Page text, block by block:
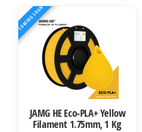
COMING SOON
JAMG HE Eco-PLA+ Yellow
Filament 1.75mm, 1 Kg